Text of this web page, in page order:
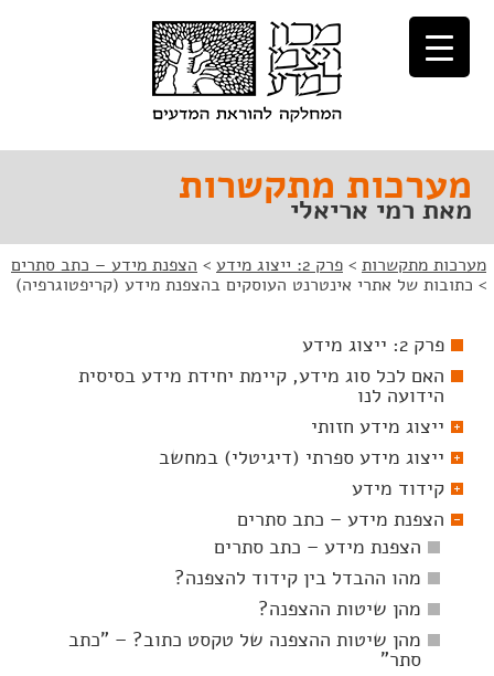
לתוכן
לניווט
מערכות מתקשרות
מאת רמי אריאלי
מערכות מתקשרות > פרק 2: ייצוג מידע > הצפנת מידע – כתב סתרים
> כתובות של אתרי אינטרנט העוסקים בהצפנת מידע (קריפטוגרפיה)
פרק 2: ייצוג מידע
האם לכל סוג מידע, קיימת יחידת מידע בסיסית
הידועה לנו
ייצוג מידע חזותי
ייצוג מידע ספרתי (דיגיטלי) במחשב
קידוד מידע
הצפנת מידע – כתב סתרים
הצפנת מידע – כתב סתרים
מהו ההבדל בין קידוד להצפנה?
מהן שיטות ההצפנה?
מהן שיטות ההצפנה של טקסט כתוב? – "כתב
סתר"